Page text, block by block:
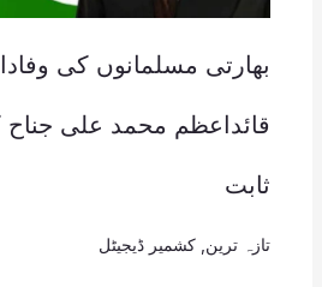
بھارتی مسلمانوں کی
قائداعظم محمد علی
ثابت
تازہ ترین کشمیر ڈیجیٹل